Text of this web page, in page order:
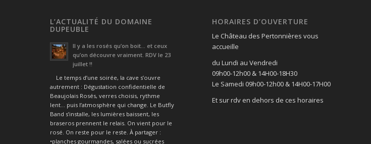
L’ACTUALITÉ DU DOMAINE
DUPEUBLE
Il y a les rosés qu’on boit… et ceux
qu’on découvre vraiment. RDV le 23
juillet !!
Le temps d’une soirée, la cave s’ouvre
autrement : Dégustation confidentielle de
Beaujolais Rosés, verres choisis, rythme
lent… puis l’atmosphère qui change. Le Butfly
Band s’installe, les lumières baissent, les
braseros prennent le relais. On vient pour le
rosé. On reste pour le reste. À partager :
•planches gourmandes, salées ou sucrées
HORAIRES D’OUVERTURE
Le Château des Pertonnières vous
accueille
du Lundi au Vendredi
09h00-12h00 & 14H00-18H30
Le Samedi 09h00-12h00 & 14H00-17H00
Et sur rdv en dehors de ces horaires